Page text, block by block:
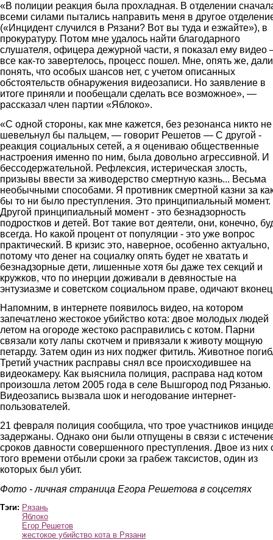
«В полиции реакция была прохладная. В отделении
всеми силами пытались направить меня в другое
(«Инцидент случился в Рязани? Вот вы туда и езжайте»), в
прокуратуру. Потом мне удалось найти благодарного
слушателя, офицера дежурной части, я показал ему видео
все как-то завертелось, процесс пошел. Мне, опять же, дали
понять, что особых шансов нет, с учетом описанных
обстоятельств обнаружения видеозаписи. Но заявление в
итоге приняли и пообещали сделать все возможное», —
рассказал член партии «Яблоко».
«С одной стороны, как мне кажется, без резонанса никто не
шевельнул бы пальцем, — говорит Решетов — С другой -
реакция социальных сетей, а я оцениваю общественные
настроения именно по ним, была довольно агрессивной. И
бессодержательной. Рефлексия, истерическая злость,
призывы ввести за живодерство смертную казнь... Весьма
необычными способами. Я противник смертной казни за
бы то ни было преступления. Это принципиальный момент.
Другой принципиальный момент - это безнадзорность
подростков и детей. Вот такие вот деятели, они, конечно,
всегда. Но какой процент от популяции - это уже вопрос
практический. В кризис это, наверное, особенно актуально,
потому что денег на социалку опять будет не хватать и
безнадзорные дети, лишенные хотя бы даже тех секций и
кружков, что по инерции доживали в девяностые на
энтузиазме и советском социальном праве, одичают
Напомним, в интернете появилось видео, на котором
запечатлено жестокое убийство кота: двое молодых людей
летом на огороде жестоко расправились с котом. Парни
связали коту лапы скотчем и привязали к животу мощную
петарду. Затем один из них поджег фитиль. Животное
Третий участник расправы снял все происходившее на
видеокамеру. Как выяснила полиция, расправа над котом
произошла летом 2005 года в селе Вышгород под Рязанью.
Видеозапись вызвала шок и негодование интернет-
пользователей.
21 февраля полиция сообщила, что трое участников
задержаны. Однако они были отпущены в связи с
сроков давности совершенного преступления. Двое из них
того времени отбыли сроки за грабеж таксистов, один из
которых был убит.
Фото - личная страница Егора Решетова в соцсетях
Тэги: Рязань
Яблоко
Егор Решетов
жестокое убийство кота в Рязани